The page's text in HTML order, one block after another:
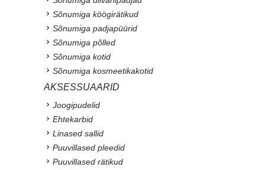
Sõnumiga köögirätikud
Sõnumiga padjapüürid
Sõnumiga põlled
Sõnumiga kotid
Sõnumiga kosmeetikakotid
AKSESSUAARID
Joogipudelid
Ehtekarbid
Linased sallid
Puuvillased pleedid
Puuvillased rätikud